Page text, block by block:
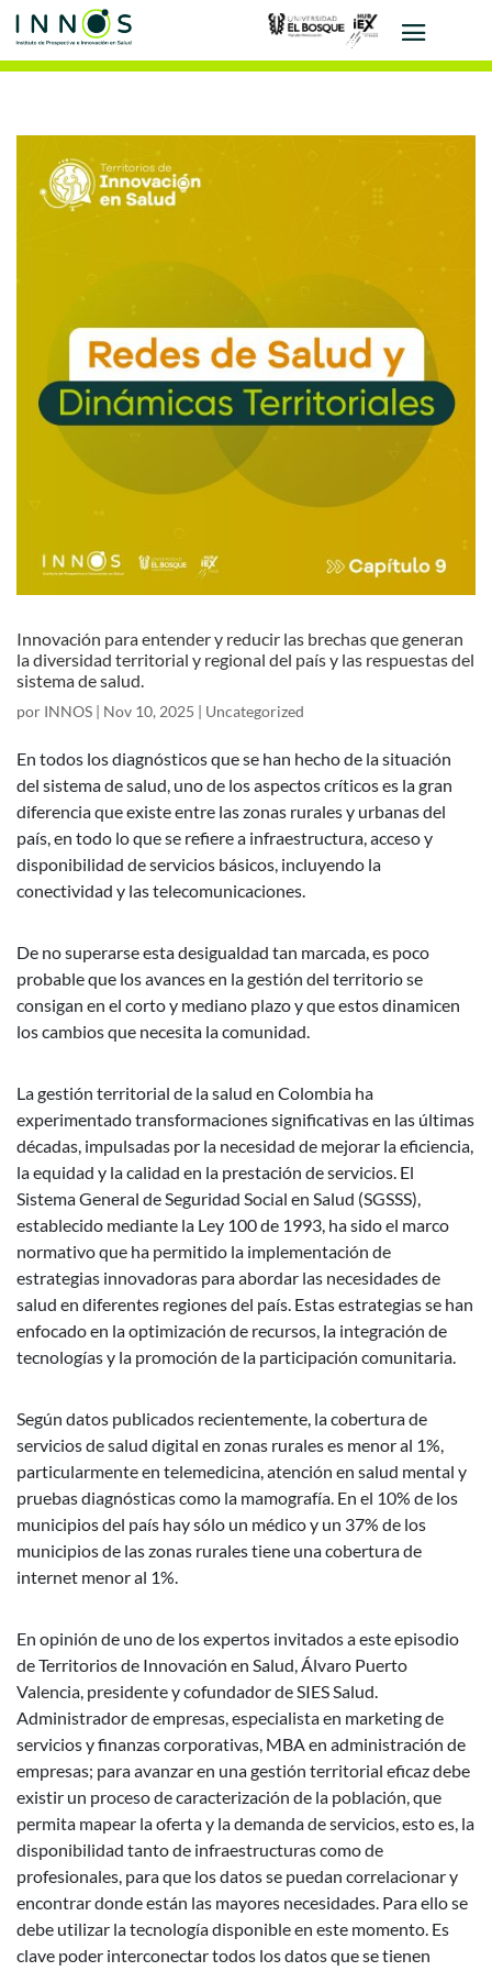
Innovación para entender y reducir las brechas que generan
la diversidad territorial y regional del país y las respuestas del
sistema de salud.
por INNOS | Nov 10, 2025 | Uncategorized
En todos los diagnósticos que se han hecho de la situación
del sistema de salud, uno de los aspectos críticos es la gran
diferencia que existe entre las zonas rurales y urbanas del
país, en todo lo que se refiere a infraestructura, acceso y
disponibilidad de servicios básicos, incluyendo la
conectividad y las telecomunicaciones.
De no superarse esta desigualdad tan marcada, es poco
probable que los avances en la gestión del territorio se
consigan en el corto y mediano plazo y que estos dinamicen
los cambios que necesita la comunidad.
La gestión territorial de la salud en Colombia ha
experimentado transformaciones significativas en las últimas
décadas, impulsadas por la necesidad de mejorar la eficiencia,
la equidad y la calidad en la prestación de servicios. El
Sistema General de Seguridad Social en Salud (SGSSS),
establecido mediante la Ley 100 de 1993, ha sido el marco
normativo que ha permitido la implementación de
estrategias innovadoras para abordar las necesidades de
salud en diferentes regiones del país. Estas estrategias se han
enfocado en la optimización de recursos, la integración de
tecnologías y la promoción de la participación comunitaria.
Según datos publicados recientemente, la cobertura de
servicios de salud digital en zonas rurales es menor al 1%,
particularmente en telemedicina, atención en salud mental y
pruebas diagnósticas como la mamografía. En el 10% de los
municipios del país hay sólo un médico y un 37% de los
municipios de las zonas rurales tiene una cobertura de
internet menor al 1%.
En opinión de uno de los expertos invitados a este episodio
de Territorios de Innovación en Salud, Álvaro Puerto
Valencia, presidente y cofundador de SIES Salud.
Administrador de empresas, especialista en marketing de
servicios y finanzas corporativas, MBA en administración de
empresas; para avanzar en una gestión territorial eficaz debe
existir un proceso de caracterización de la población, que
permita mapear la oferta y la demanda de servicios, esto es, la
disponibilidad tanto de infraestructuras como de
profesionales, para que los datos se puedan correlacionar y
encontrar donde están las mayores necesidades. Para ello se
debe utilizar la tecnología disponible en este momento. Es
clave poder interconectar todos los datos que se tienen